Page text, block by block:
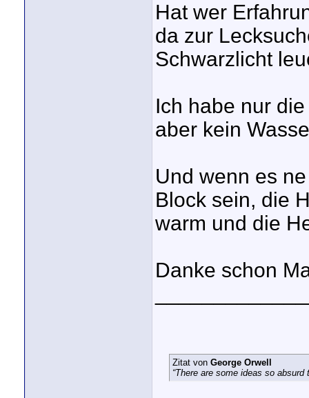
Hat wer
da zur
Schwarzlicht
Ich habe nur
aber kein
Und wenn es
Block sein, die
warm und die
Danke schon
Zitat von George Orwell
“There are some ideas so